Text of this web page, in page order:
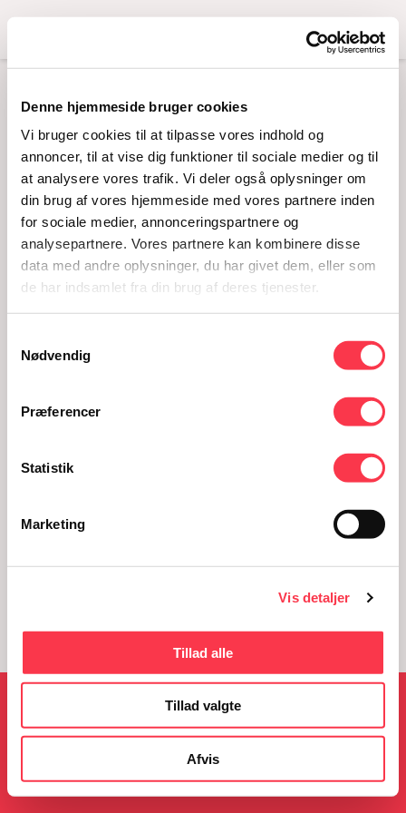
Denne hjemmeside bruger cookies
Vi bruger cookies til at tilpasse vores indhold og
annoncer, til at vise dig funktioner til sociale medier og til
at analysere vores trafik. Vi deler også oplysninger om
din brug af vores hjemmeside med vores partnere inden
for sociale medier, annonceringspartnere og
analysepartnere. Vores partnere kan kombinere disse
data med andre oplysninger, du har givet dem, eller som
de har indsamlet fra din brug af deres tjenester.
Nødvendig
Præferencer
Statistik
Marketing
Vis detaljer
Tillad alle
Tillad valgte
Afvis
Menu
JUDITH BUTLER
02.10.2013 · 17 - 19
Judith Butler
Foredragsrækken ved Folkeuniversitetet: Feministiske
v/ Lektor i statskundskab Lis Højgaard, Københavns
NYHEDER